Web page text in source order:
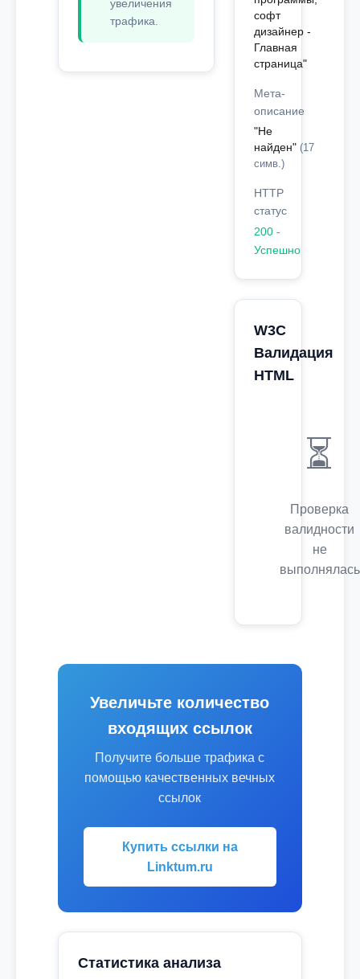
увеличения
трафика.
софт
дизайнер -
Главная
страница"
Мета-
описание
"Не
найден" (17
симв.)
HTTP
статус
200 -
Успешно
W3C
Валидация
HTML
⏳
Проверка
валидности
не
выполнялась
Увеличьте количество
входящих ссылок
Получите больше трафика с
помощью качественных вечных
ссылок
Купить ссылки на
Linktum.ru
Статистика анализа